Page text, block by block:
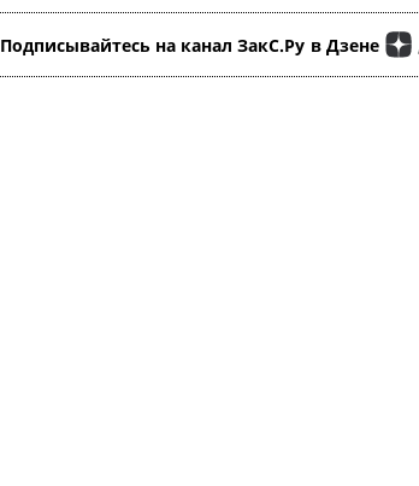
Подписывайтесь на канал ЗакС.Ру в Дзене